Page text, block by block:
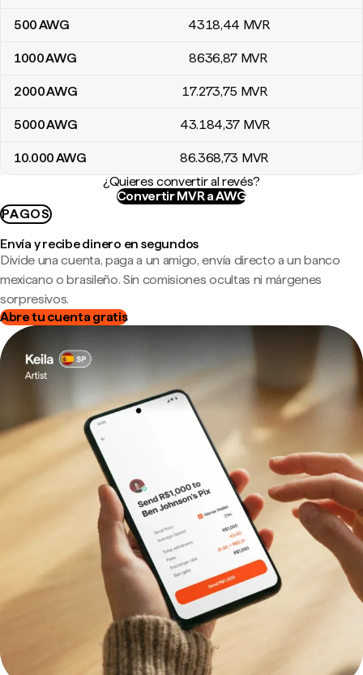
500AWG 4318,44 MVR
1000AWG 8636,87 MVR
2000AWG 17.273,75 MVR
5000AWG 43.184,37 MVR
10.000AWG 86.368,73 MVR
¿Quieres convertir al revés?
Convertir MVR a AWG
PAGOS
Envía y recibe dinero en segundos
Divide una cuenta, paga a un amigo, envía directo a un banco
mexicano o brasileño. Sin comisiones ocultas ni márgenes
sorpresivos.
Abre tu cuenta gratis